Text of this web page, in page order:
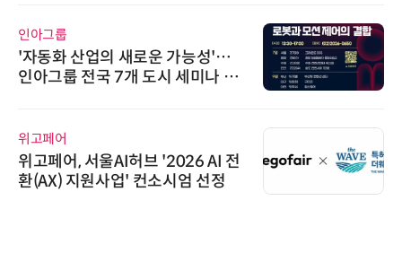
인아그룹
'자동화 산업의 새로운 가능성'…
인아그룹 전국 7개 도시 세미나 페
위고페어
위고페어, 서울AI허브 '2026 AI 전
환(AX) 지원사업' 컨소시엄 선정